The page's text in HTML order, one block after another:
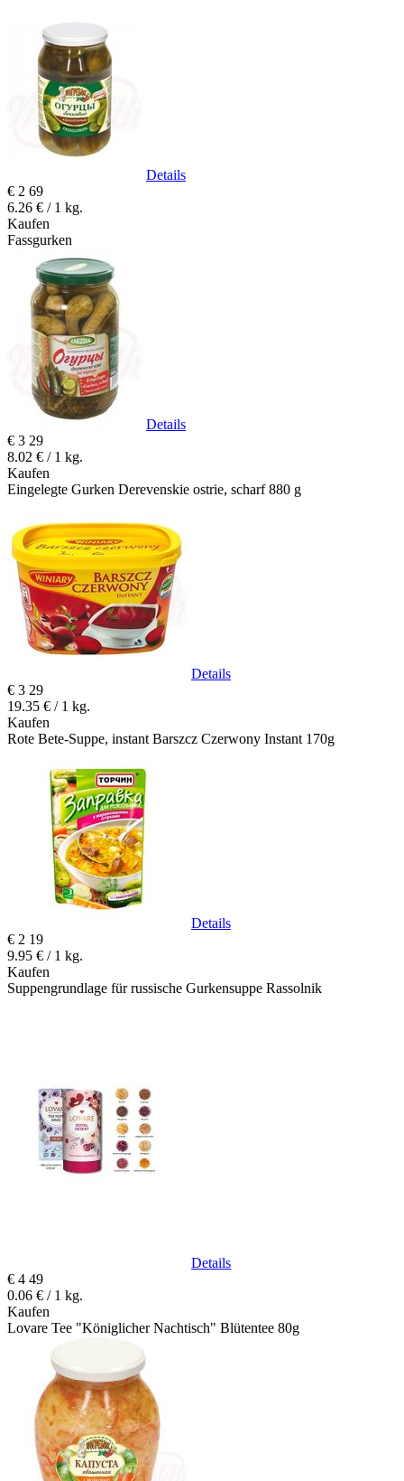
Details
€ 2 69
6.26 € / 1 kg.
Kaufen
Fassgurken
Details
€ 3 29
8.02 € / 1 kg.
Kaufen
Eingelegte Gurken Derevenskie ostrie, scharf 880 g
Details
€ 3 29
19.35 € / 1 kg.
Kaufen
Rote Bete-Suppe, instant Barszcz Czerwony Instant 170g
Details
€ 2 19
9.95 € / 1 kg.
Kaufen
Suppengrundlage für russische Gurkensuppe Rassolnik
Details
€ 4 49
0.06 € / 1 kg.
Kaufen
Lovare Tee "Königlicher Nachtisch" Blütentee 80g